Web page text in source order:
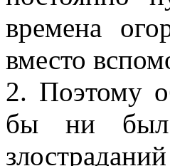
времена
вместо
2. Поэтому
бы ни был